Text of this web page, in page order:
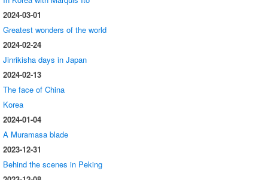
2024-03-01
Greatest wonders of the world
2024-02-24
Jinrikisha days in Japan
2024-02-13
The face of China
Korea
2024-01-04
A Muramasa blade
2023-12-31
Behind the scenes in Peking